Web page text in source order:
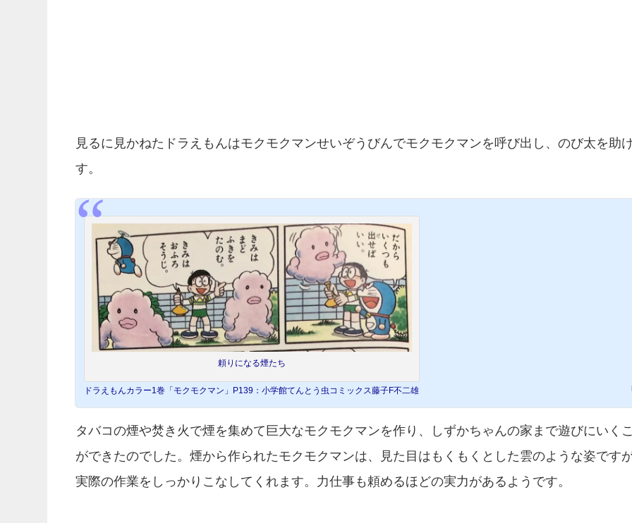
見るに見かねたドラえもんはモクモクマンせいぞうびんでモクモクマンを呼び出し、のび太を助
す。
頼りになる煙たち
ドラえもんカラー1巻「モクモクマン」P139：小学館てんとう虫コミックス藤子F不二雄
タバコの煙や焚き火で煙を集めて巨大なモクモクマンを作り、しずかちゃんの家まで遊びにいく
ができたのでした。煙から作られたモクモクマンは、見た目はもくもくとした雲のような姿です
実際の作業をしっかりこなしてくれます。力仕事も頼めるほどの実力があるようです。